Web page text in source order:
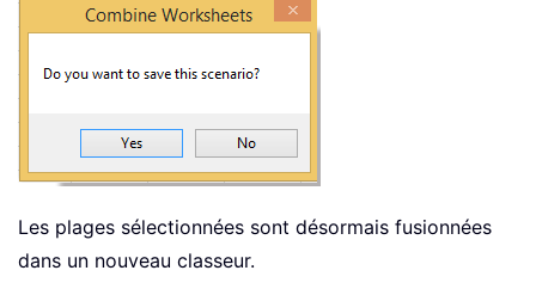
Les plages sélectionnées sont désormais fusionnées
dans un nouveau classeur.